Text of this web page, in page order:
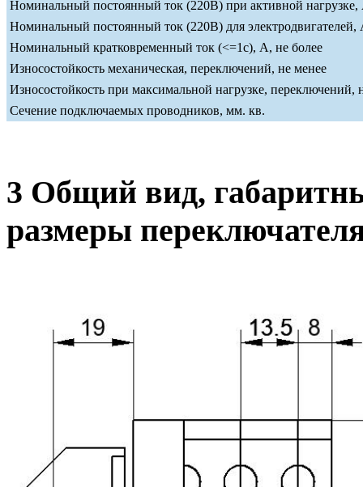
Номинальный постоянный ток (220В) при активной нагрузке,
Номинальный постоянный ток (220В) для электродвигателей,
Номинальный кратковременный ток (<=1c), А, не более
Износостойкость механическая, переключений, не менее
Износостойкость при максимальной нагрузке, переключений,
Сечение подключаемых проводников, мм. кв.
3 Общий вид,
размеры